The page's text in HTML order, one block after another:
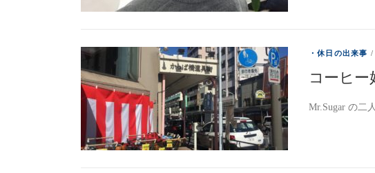
・休日の出来事 /
コーヒ
Mr.Sugar の二